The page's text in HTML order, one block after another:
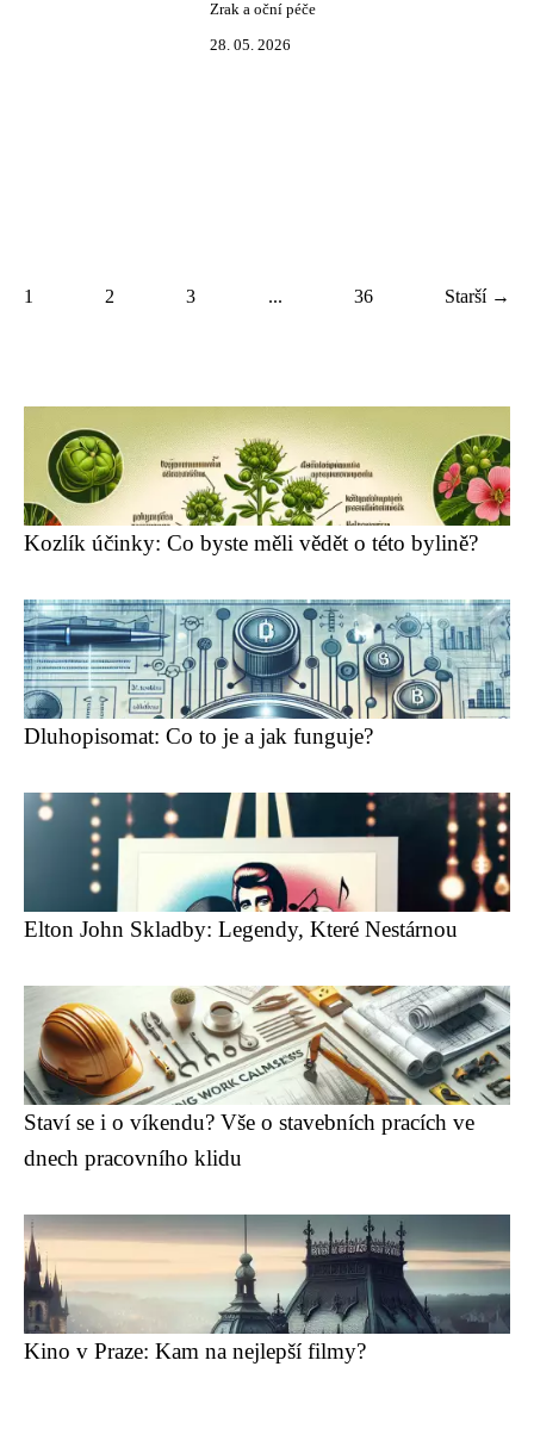
Zrak a oční péče
28. 05. 2026
1 2 3 ... 36 Starší →
Kozlík účinky: Co byste měli vědět o této bylině?
Dluhopisomat: Co to je a jak funguje?
Elton John Skladby: Legendy, Které Nestárnou
Staví se i o víkendu? Vše o stavebních pracích ve
dnech pracovního klidu
Kino v Praze: Kam na nejlepší filmy?